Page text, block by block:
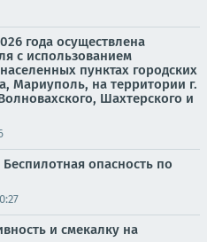
года осуществлена
с использованием
пунктах городских
Мариуполь, на территории г.
Шахтерского и
опасность по
и смекалку на